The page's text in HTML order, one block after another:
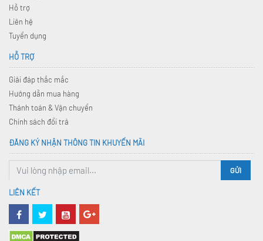
Hỗ trợ
Liên hệ
Tuyển dụng
HỖ TRỢ
Giải đáp thắc mắc
Hướng dẫn mua hàng
Thánh toán & Vận chuyển
Chính sách đổi trả
ĐĂNG KÝ NHẬN THÔNG TIN KHUYẾN MÃI
GỬI
LIÊN KẾT